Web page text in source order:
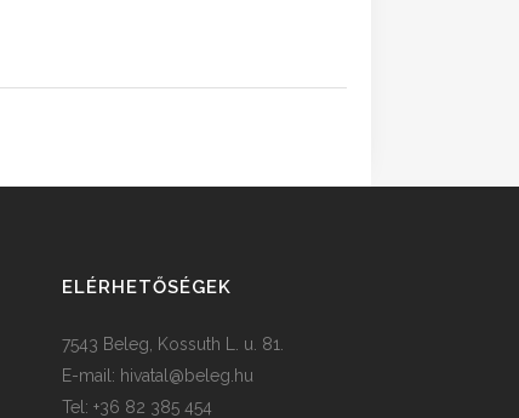
ELÉRHETŐSÉGEK
7543 Beleg, Kossuth L. u. 81.
E-mail: hivatal@beleg.hu
Tel: +36 82 385 454